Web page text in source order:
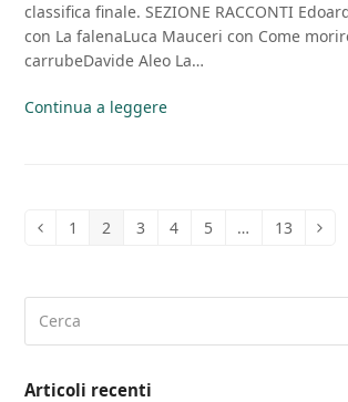
classifica finale. SEZIONE RACCONTI
con La falenaLuca Mauceri con Come
carrubeDavide Aleo La…
Continua a leggere
Precedente
Pagina
1 Pagina
2 Pagina
3 Pagina
4 Pagina
5 … Pagina
13
Articoli recenti